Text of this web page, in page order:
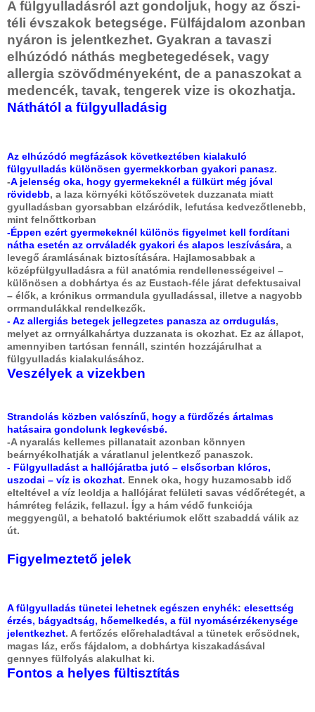
A fülgyulladásról azt gondoljuk, hogy az őszi-
téli évszakok betegsége. Fülfájdalom azonban
nyáron is jelentkezhet. Gyakran a tavaszi
elhúzódó náthás megbetegedések, vagy
allergia szövődményeként, de a panaszokat a
medencék, tavak, tengerek vize is okozhatja.
Náthától a fülgyulladásig
Az elhúzódó megfázások következtében kialakuló
fülgyulladás különösen gyermekkorban gyakori panasz.
-A jelenség oka, hogy gyermekeknél a fülkürt még jóval
rövidebb, a laza környéki kötőszövetek duzzanata miatt
gyulladásban gyorsabban elzáródik, lefutása kedvezőtlenebb,
mint felnőttkorban
-Éppen ezért gyermekeknél különös figyelmet kell fordítani
nátha esetén az orrváladék gyakori és alapos leszívására, a
levegő áramlásának biztosítására. Hajlamosabbak a
középfülgyulladásra a fül anatómia rendellenességeivel –
különösen a dobhártya és az Eustach-féle járat defektusaival
– élők, a krónikus orrmandula gyulladással, illetve a nagyobb
orrmandulákkal rendelkezők.
- Az allergiás betegek jellegzetes panasza az orrdugulás,
melyet az orrnyálkahártya duzzanata is okozhat. Ez az állapot,
amennyiben tartósan fennáll, szintén hozzájárulhat a
fülgyulladás kialakulásához.
Veszélyek a vizekben
Strandolás közben valószínű, hogy a fürdőzés ártalmas
hatásaira gondolunk legkevésbé.
-A nyaralás kellemes pillanatait azonban könnyen
beárnyékolhatják a váratlanul jelentkező panaszok.
- Fülgyulladást a hallójáratba jutó – elsősorban klóros,
uszodai – víz is okozhat. Ennek oka, hogy huzamosabb idő
elteltével a víz leoldja a hallójárat felületi savas védőrétegét, a
hámréteg felázik, fellazul. Így a hám védő funkciója
meggyengül, a behatoló baktériumok előtt szabaddá válik az
út.
Figyelmeztető jelek
A fülgyulladás tünetei lehetnek egészen enyhék: elesettség
érzés, bágyadtság, hőemelkedés, a fül nyomásérzékenysége
jelentkezhet. A fertőzés előrehaladtával a tünetek erősödnek,
magas láz, erős fájdalom, a dobhártya kiszakadásával
gennyes fülfolyás alakulhat ki.
Fontos a helyes fültisztítás